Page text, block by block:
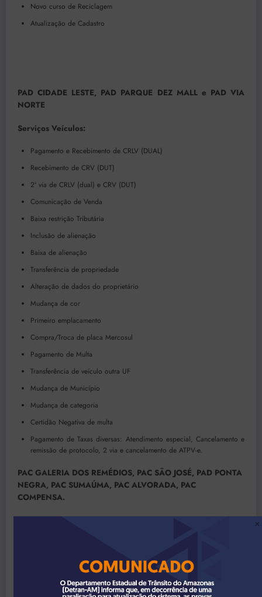
Novo curso de Reciclagem
Atualização de Cadastro
PAD CIDADE LESTE, PAD PARQUE DEZ MALL e PAD VIA
NORTE
Serviços Veículos:
Pagamento e Recebimento de CRLV (DUAL)
Recebimento de CRV (DUT)
2ª via de CRLV (dual) e CRV (DUT)
Comunicação de Venda
Baixa restrição Tributária
Inclusão de alienação
Baixa de alienação
Transferência de propriedade
Alteração de dados do proprietário
Mudança de cor
Primeiro emplacamento
Compra/Troca de placa Mercosul
Pagamento de Multa
Transferência de veículo outra UF
Mudança de Município
Mudança de categoria
Certidão Negativa de multa
Pagamento de Taxas diversas: Atendimento especial, Cancelamento e
remissão de protocolo, 2 via e cancelamento de ATPV-e.
PAC GALERIA DOS REMÉDIOS, PAC SÃO JOSÉ, PAD PONTA
NEGRA, PAC SUMAÚMA, PAC ALVORADA, PAC
COMPENSA.
Recebimento de CRLV (DUAL)
2ª via de CRLV (DUAL)
Pagamento de multa (TAXA)